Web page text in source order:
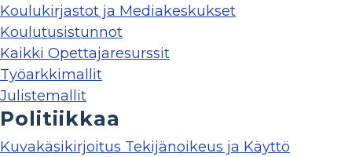
Koulukirjastot ja Mediakeskukset
Koulutusistunnot
Kaikki Opettajaresurssit
Työarkkimallit
Julistemallit
Politiikkaa
Kuvakäsikirjoitus Tekijänoikeus ja Käyttö